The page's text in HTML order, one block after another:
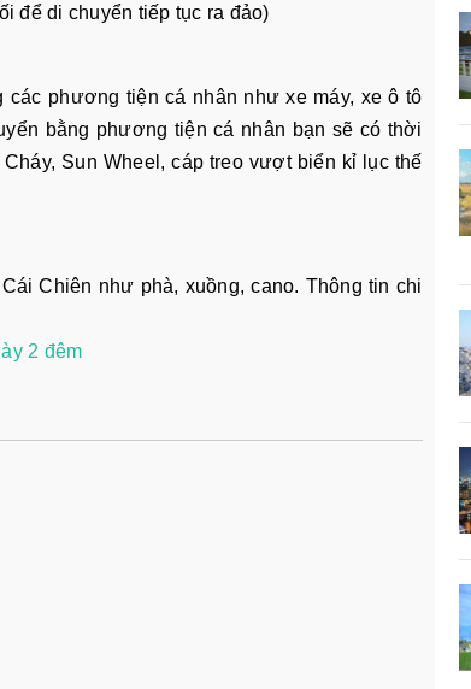
để di chuyển tiếp tục ra đảo)
phương tiện cá nhân như xe máy, xe ô tô
bằng phương tiện cá nhân bạn sẽ có thời
Sun Wheel, cáp treo vượt biển kỉ lục thế
Chiên như phà, xuồng, cano. Thông tin chi
2 đêm